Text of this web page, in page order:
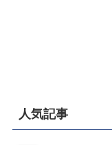
人気記事